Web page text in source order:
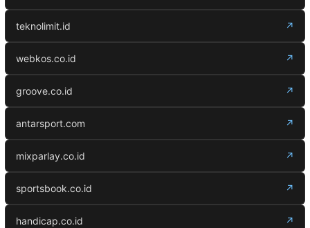
teknolimit.id ↗
webkos.co.id ↗
groove.co.id ↗
antarsport.com ↗
mixparlay.co.id ↗
sportsbook.co.id ↗
handicap.co.id ↗